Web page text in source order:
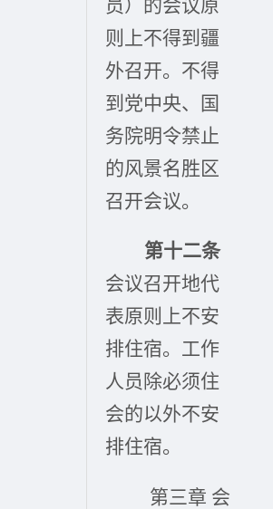
员）的会议原
则上不得到疆
外召开。不得
到党中央、国
务院明令禁止
的风景名胜区
召开会议。
第十二条
会议召开地代
表原则上不安
排住宿。工作
人员除必须住
会的以外不安
排住宿。
第三章 会